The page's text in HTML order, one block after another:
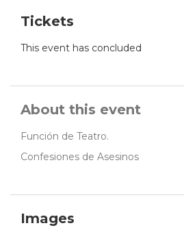
Tickets
This event has concluded
About this event
Función de Teatro.
Confesiones de Asesinos
Images